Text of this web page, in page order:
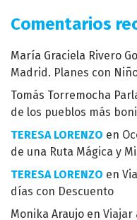
Comentarios
María Graciela Rivero
Madrid. Planes con
Tomás Torremocha
de los pueblos más
TERESA LORENZO en
de una Ruta Mágica y
TERESA LORENZO en
días con Descuento
Monika Araujo en Viajar